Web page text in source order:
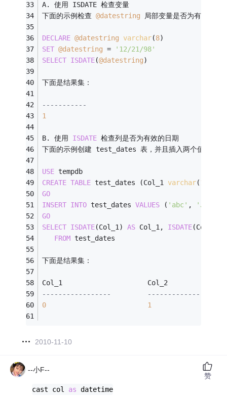
A. 使用 ISDATE 检查变量
下面的示例检查 @datestring 局部变量是否为有效的日
DECLARE @datestring varchar(8)
SET @datestring =
'12/21/98'
SELECT ISDATE(@datestring)
下面是结果集：
-----------
1
B. 使用 ISDATE 检查列是否为有效的日期
下面的示例创建 test_dates 表，并且插入两个值。使
USE tempdb
CREATE TABLE test_dates (Col_1 varchar(15
GO
INSERT INTO test_dates VALUES ( 'abc' ,
'July
GO
SELECT ISDATE(Col_1) AS Col_1, ISDATE(Col_2)
FROM test_dates
下面是结果集：
Col_1
-----------------
0
1
2010-11-10
--小F--
cast col as datetime
赞